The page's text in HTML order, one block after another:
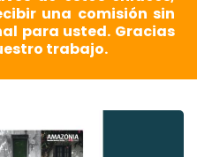
una comisión sin
para usted. Gracias
trabajo.